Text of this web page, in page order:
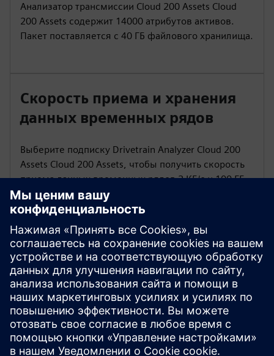
Анализатор трансмиссии Cloud 200 Assets Cloud
200 Assets содержит 14000 атрибутов активов.
Пакет поставляется с 40 ГБ файлового хранилища.
Скорость приема и хранения
данных временных рядов
Выберите подписку Drivetrain Analyzer Cloud 200
Assets Cloud 200 Assets, чтобы получить скорость
приема данных временных рядов 2 КБ/с и 100 ГБ
хранилища данных временных рядов.
Модули мероприятий
Пакет Drivetrain Analyzer Cloud 200 Assets Cloud 200
Assets включает 200 модулей событий, каждый из
которых содержит 1000 событий.